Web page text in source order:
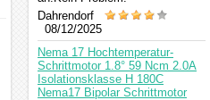
Dahrendorf
08/12/2025
Nema 17 Hochtemperatur-
Schrittmotor 1.8° 59 Ncm 2.0A
Isolationsklasse H 180C
Nema17 Bipolar Schrittmotor